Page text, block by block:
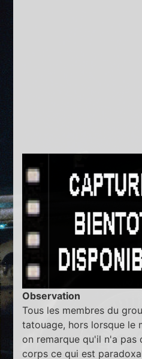
Observation
Tous les membres du
tatouage, hors lorsque le
on remarque qu'il n'a pas
corps ce qui est